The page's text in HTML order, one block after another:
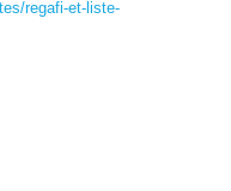
regafi-et-liste-